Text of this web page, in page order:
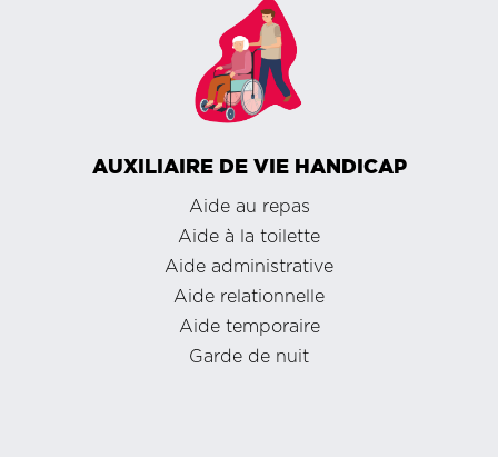
AUXILIAIRE DE VIE HANDICAP
Aide au repas
Aide à la toilette
Aide administrative
Aide relationnelle
Aide temporaire
Garde de nuit